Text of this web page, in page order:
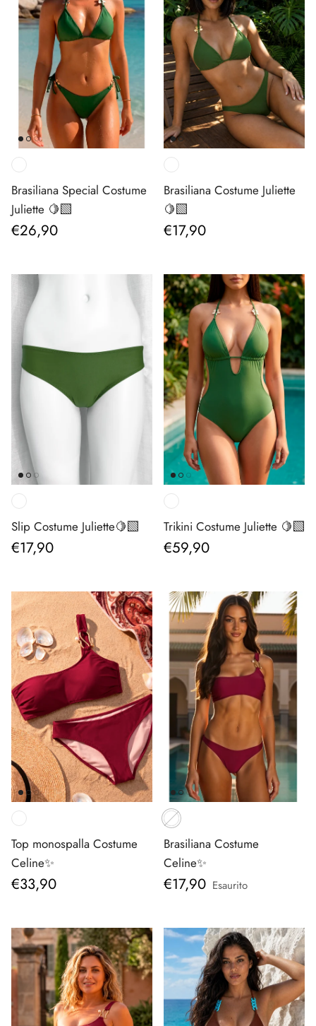
Brasiliana Special Costume
Juliette 🍋‍🟩
Prezzo normale
€26,90
Brasiliana Costume Juliette
🍋‍🟩
Prezzo normale
€17,90
Slip Costume Juliette🍋‍🟩
Prezzo normale
€17,90
Trikini Costume Juliette 🍋‍🟩
Prezzo normale
€59,90
Top monospalla Costume
Celine✨
Prezzo normale
€33,90
Brasiliana Costume
Celine✨
Prezzo normale
€17,90 Esaurito